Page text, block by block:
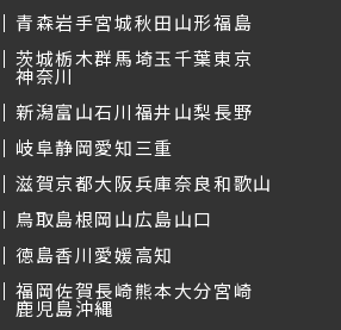
青森岩手宮城秋田山形福島
茨城栃木群馬埼玉千葉東京
神奈川
新潟富山石川福井山梨長野
岐阜静岡愛知三重
滋賀京都大阪兵庫奈良和歌山
鳥取島根岡山広島山口
徳島香川愛媛高知
福岡佐賀長崎熊本大分宮崎
鹿児島沖縄